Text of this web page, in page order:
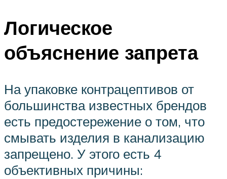
Логическое
объяснение запрета
На упаковке контрацептивов от
большинства известных брендов
есть предостережение о том, что
смывать изделия в канализацию
запрещено. У этого есть 4
объективных причины: